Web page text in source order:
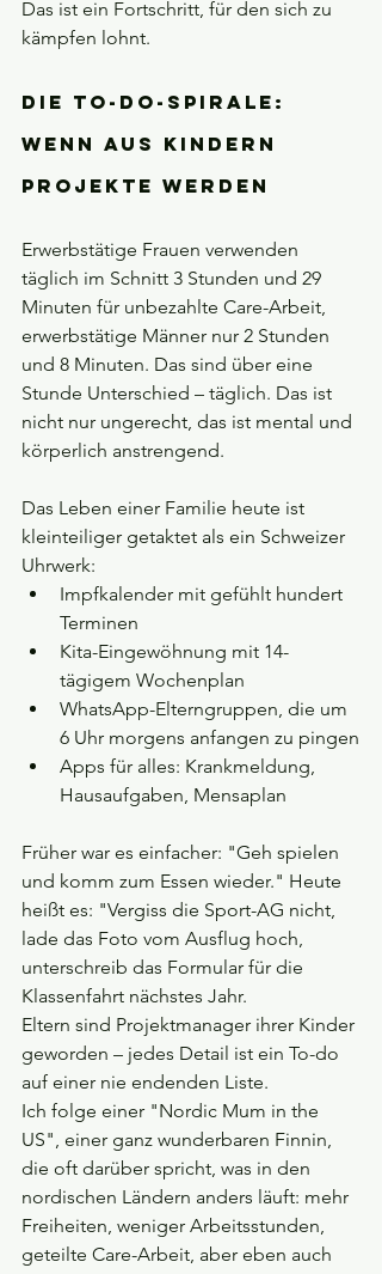
Das ist ein Fortschritt, für den sich zu
kämpfen lohnt.
Die To-do-Spirale:
Wenn aus Kindern
Projekte werden
Erwerbstätige Frauen verwenden
täglich im Schnitt 3 Stunden und 29
Minuten für unbezahlte Care-Arbeit,
erwerbstätige Männer nur 2 Stunden
und 8 Minuten. Das sind über eine
Stunde Unterschied – täglich. Das ist
nicht nur ungerecht, das ist mental und
körperlich anstrengend.
Das Leben einer Familie heute ist
kleinteiliger getaktet als ein Schweizer
Uhrwerk:
Impfkalender mit gefühlt hundert
Terminen
Kita-Eingewöhnung mit 14-
tägigem Wochenplan
WhatsApp-Elterngruppen, die um
6 Uhr morgens anfangen zu pingen
Apps für alles: Krankmeldung,
Hausaufgaben, Mensaplan
Früher war es einfacher: "Geh spielen
und komm zum Essen wieder." Heute
heißt es: "Vergiss die Sport-AG nicht,
lade das Foto vom Ausflug hoch,
unterschreib das Formular für die
Klassenfahrt nächstes Jahr.
Eltern sind Projektmanager ihrer Kinder
geworden – jedes Detail ist ein To-do
auf einer nie endenden Liste.
Ich folge einer "Nordic Mum in the
US", einer ganz wunderbaren Finnin,
die oft darüber spricht, was in den
nordischen Ländern anders läuft: mehr
Freiheiten, weniger Arbeitsstunden,
geteilte Care-Arbeit, aber eben auch